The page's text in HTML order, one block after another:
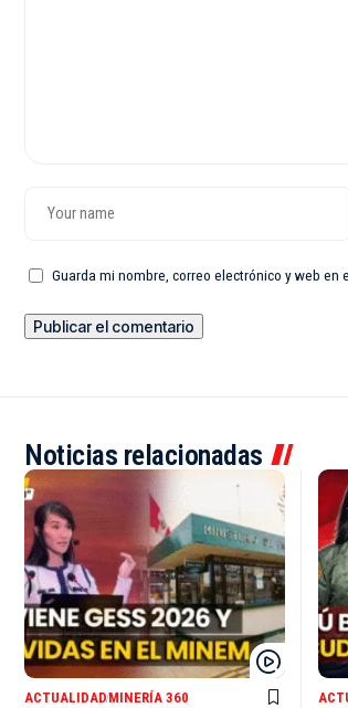
Guarda mi nombre, correo electrónico y web en
Noticias relacionadas
ACTUALIDADMINERÍA 360